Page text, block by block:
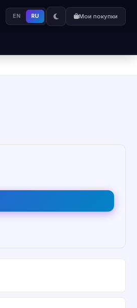
EN RU Мои покупки